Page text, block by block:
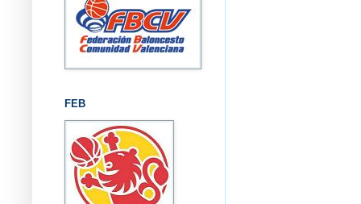
FEB